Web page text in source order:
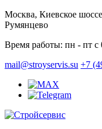
Москва, Киевское
Румянцево
Время работы: пн - пт с
mail@stroyservis.su +7